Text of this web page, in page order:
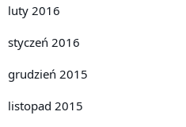
luty 2016
styczeń 2016
grudzień 2015
listopad 2015